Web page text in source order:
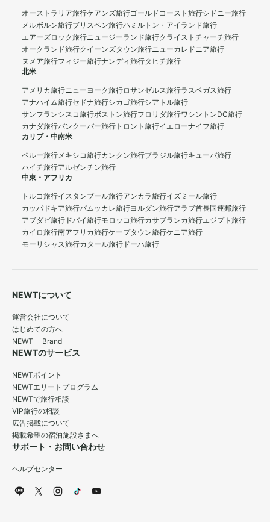
オーストラリア旅行ケアンズ旅行ゴールドコースト旅行シドニー旅行
メルボルン旅行ブリスベン旅行ハミルトン・アイランド旅行
エアーズロック旅行ニュージーランド旅行クライストチャーチ旅行
オークランド旅行クイーンズタウン旅行ニューカレドニア旅行
ヌメア旅行フィジー旅行ナンディ旅行タヒチ旅行
北米
アメリカ旅行ニューヨーク旅行ロサンゼルス旅行ラスベガス旅行
アナハイム旅行セドナ旅行シカゴ旅行シアトル旅行
サンフランシスコ旅行ボストン旅行フロリダ旅行ワシントンDC旅行
カナダ旅行バンクーバー旅行 トロント旅行イエローナイフ旅行
カリブ・中南米
ペルー旅行メキシコ旅行カンクン旅行ブラジル旅行キューバ旅行
ハイチ旅行アルゼンチン旅行
中東・アフリカ
トルコ旅行イスタンブール旅行アンカラ旅行イズミール旅行
カッパドキア旅行パムッカレ旅行ヨルダン旅行アラブ首長国連邦旅行
アブダビ旅行 ドバイ旅行モロッコ旅行カサブランカ旅行エジプト旅行
カイロ旅行南アフリカ旅行ケープタウン旅行ケニア旅行
モーリシャス旅行カタール旅行 ドーハ旅行
NEWTについて
運営会社について
はじめての方へ
NEWT Brand
NEWTのサービス
NEWTポイント
NEWTエリートプログラム
NEWTで旅行相談
VIP旅行の相談
広告掲載について
掲載希望の宿泊施設さまへ
サポート・お問い合わせ
ヘルプセンター